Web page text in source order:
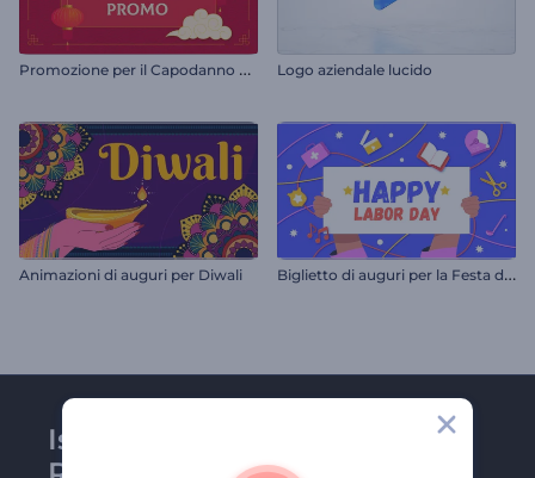
P
romozione per il Capodanno cinese Logo aziendale lucido
Animazioni di auguri per Diwali B
iglietto di auguri per la Festa del Lavoro
Iscriviti alla newsletter di